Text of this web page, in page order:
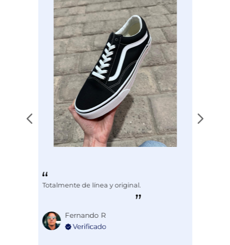
Totalmente de línea y original.
Fernando R